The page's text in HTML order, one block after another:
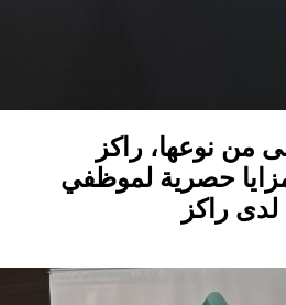
من نوعها، راكز
حصرية لموظفي
راكز